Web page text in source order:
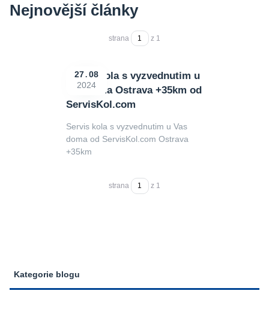
Kategorie blogu
Nejnovější články
strana z 1
Servis kola s vyzvednutim u
Vas doma Ostrava +35km od
ServisKol.com
27 08
2024
Servis kola s vyzvednutim u Vas
doma od ServisKol.com Ostrava
+35km
strana z 1